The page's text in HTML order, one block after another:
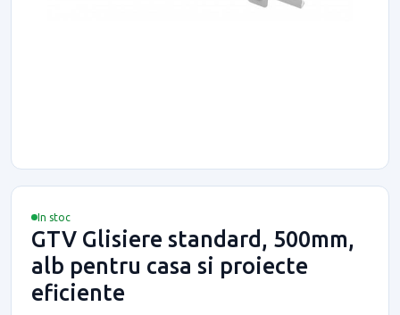
In stoc
GTV Glisiere standard, 500mm,
alb pentru casa si proiecte
eficiente